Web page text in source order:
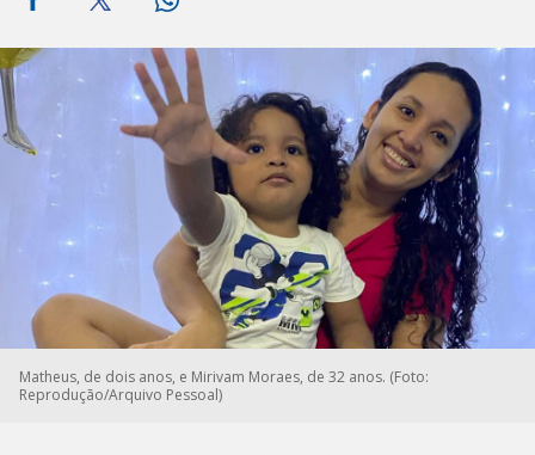
Matheus, de dois anos, e Mirivam Moraes, de 32 anos. (Foto:
Reprodução/Arquivo Pessoal)